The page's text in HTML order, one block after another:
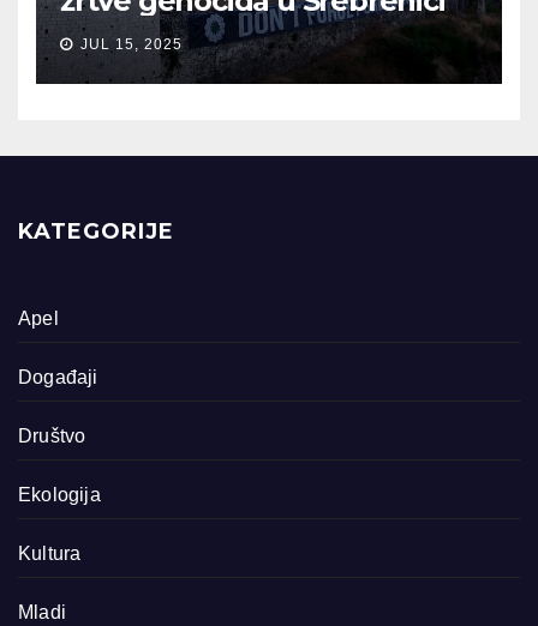
JUL 15, 2025
KATEGORIJE
Apel
Događaji
Društvo
Ekologija
Kultura
Mladi